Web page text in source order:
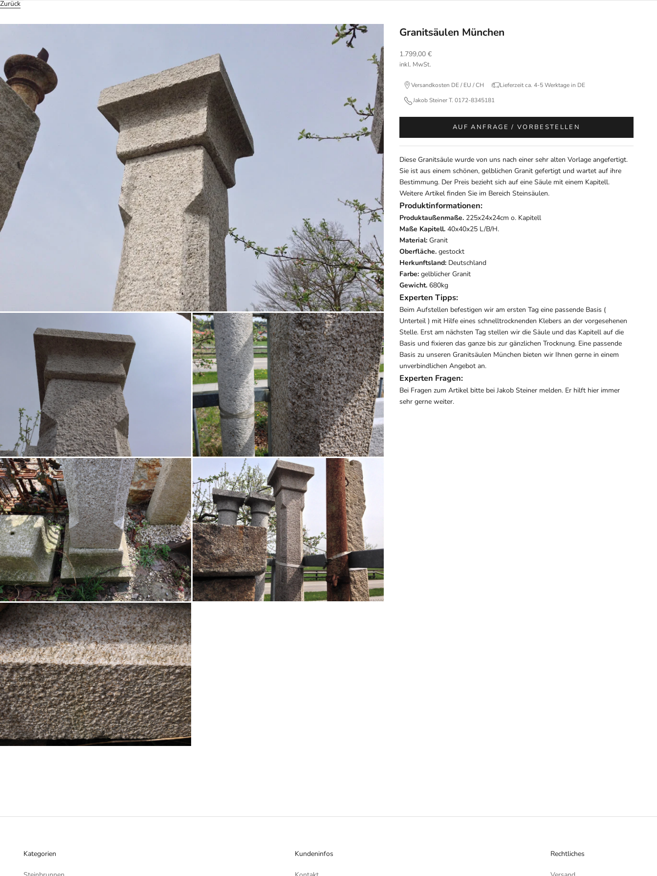
Zurück
Granitsäulen München
Angebot
1.799,00 €
inkl. MwSt.
Versandkosten DE / EU / CH
Lieferzeit ca. 4-5 Werktage in DE
Jakob Steiner T. 0172-8345181
AUF ANFRAGE / VORBESTELLEN
Diese Granitsäule wurde von uns nach einer sehr alten Vorlage angefertigt.
Sie ist aus einem schönen, gelblichen Granit gefertigt und wartet auf ihre
Bestimmung. Der Preis bezieht sich auf eine Säule mit einem Kapitell.
Weitere Artikel finden Sie im BereichSteinsäulen.
Produktinformationen:
Produktaußenmaße. 225x24x24cm o. Kapitell
Maße Kapitell.40x40x25 L/B/H.
Material:Granit
Oberfläche. gestockt
Herkunftsland: Deutschland
Farbe:gelblicher Granit
Gewicht. 680kg
Experten Tipps:
Beim Aufstellen befestigen wir am ersten Tag eine passende Basis (
Unterteil ) mit Hilfe eines schnelltrocknenden Klebers an der vorgesehenen
Stelle. Erst am nächsten Tag stellen wir die Säule und das Kapitell auf die
Basis und fixieren das ganze bis zur gänzlichen Trocknung. Eine passende
Basis zu unseren Granitsäulen München bieten wir Ihnen gerne in einem
unverbindlichen Angebot an.
Experten Fragen:
Bei Fragen zum Artikel bitte bei Jakob Steiner melden. Er hilft hier immer
sehr gerne weiter.
Kategorien Kundeninfos Rechtliches